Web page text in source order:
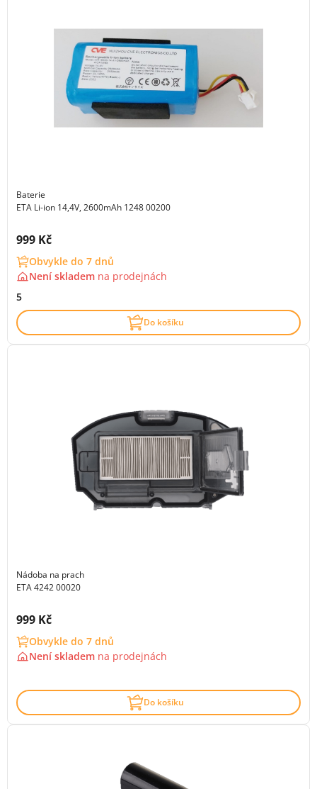
Baterie
ETA Li-ion 14,4V, 2600mAh 1248 00200
Cena s DPH:
999 Kč
Obvykle do 7 dnů
Není skladem na prodejnách
5
Do košíku
Nádoba na prach
ETA 4242 00020
Cena s DPH:
999 Kč
Obvykle do 7 dnů
Není skladem na prodejnách
Do košíku